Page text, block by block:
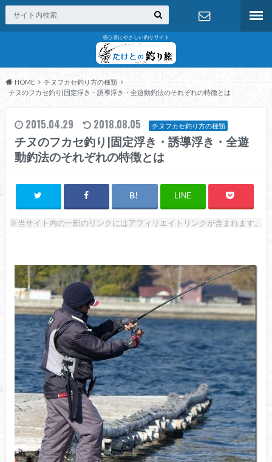
初心者にやさしい釣りサイト
HOME
チヌフカセ釣り方の種類
チヌのフカセ釣り|固定浮き・誘導浮き・全遊動釣法のそれぞれの特徴とは
2015.04.29 2018.08.05 チヌフカセ釣り方の種類
チヌのフカセ釣り|固定浮き・誘導浮き・全遊
動釣法のそれぞれの特徴とは
LINE
※当サイト内の一部のリンクにはアフィリエイトリンクが含まれます。